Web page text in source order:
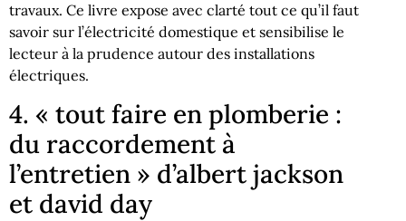
travaux. Ce livre expose avec clarté tout ce qu’il faut
savoir sur l’électricité domestique et sensibilise le
lecteur à la prudence autour des installations
électriques.
4. « tout faire en plomberie :
du raccordement à
l’entretien » d’albert jackson
et david day